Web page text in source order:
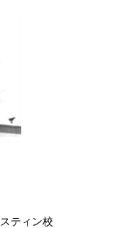
ティン校